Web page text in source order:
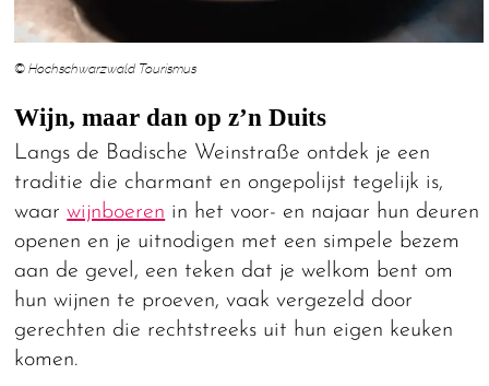
© Hochschwarzwald Tourismus
Wijn, maar dan op z’n Duits
Langs de Badische Weinstraße ontdek je een
traditie die charmant en ongepolijst tegelijk is,
waarwijnboeren in het voor- en najaar hun deuren
openen en je uitnodigen met een simpele bezem
aan de gevel, een teken dat je welkom bent om
hun wijnen te proeven, vaak vergezeld door
gerechten die rechtstreeks uit hun eigen keuken
komen.